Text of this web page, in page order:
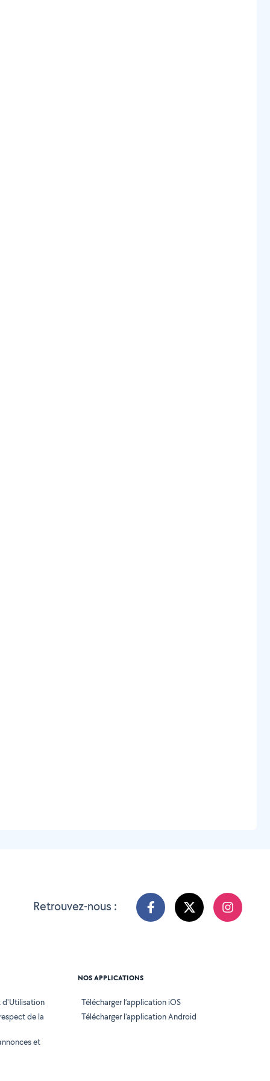
Retrouvez-nous :
d'Utilisation
de la
et
NOS APPLICATIONS
Télécharger l’application iOS
Télécharger l’application Android